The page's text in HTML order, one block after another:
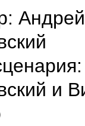
Андрей
и